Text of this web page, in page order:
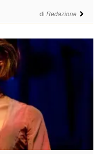
di Redazione